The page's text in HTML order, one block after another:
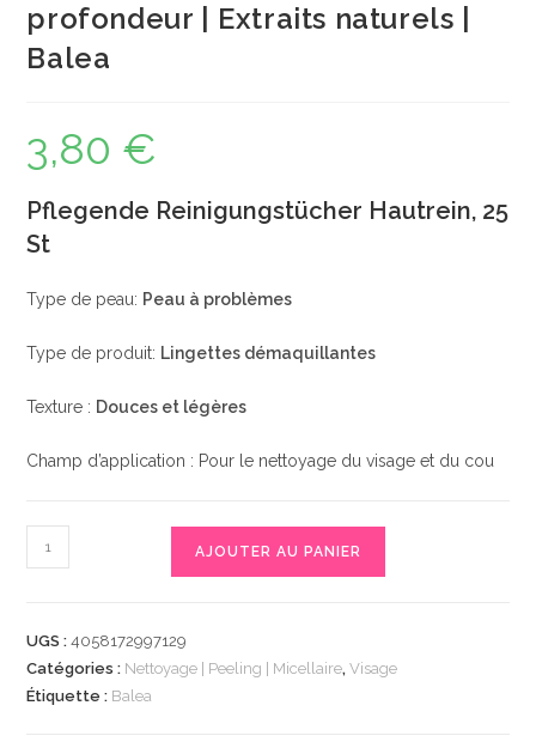
profondeur | Extraits naturels |
Balea
3,80 €
Pflegende Reinigungstücher Hautrein, 25
St
Type de peau: Peau à problèmes
Type de produit: Lingettes démaquillantes
Texture : Douces et légères
Champ d’application : Pour le nettoyage du visage et du cou
de
Hautrein,
25
AJOUTER AU PANIER
UGS :4058172997129
Catégories : Nettoyage | Peeling | Micellaire,Visage
Étiquette : Balea